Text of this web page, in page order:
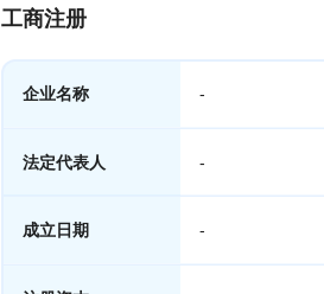
工商注册
企业名称 -
法定代表人 -
成立日期 -